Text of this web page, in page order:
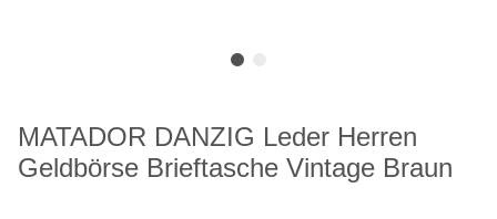
MATADOR DANZIG Leder Herren
Geldbörse Brieftasche Vintage Braun